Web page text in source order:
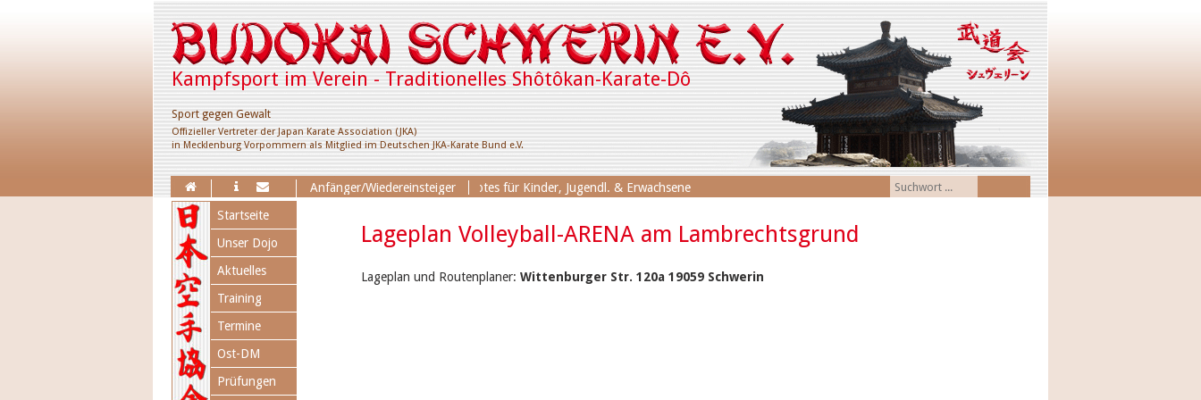
Kampfsport im Verein - Traditionelles Shôtôkan-Karate-Dô
Sport gegen Gewalt
Offizieller Vertreter der Japan Karate Association (JKA)
in Mecklenburg Vorpommern als Mitglied im Deutschen JKA-Karate Bund e.V.
Anfänger/Wiedereinsteiger
Erweiterung des Trainingsangebotes für Kinder, Jugendl. & Erwachsene
Lageplan Volleyball-ARENA am Lambrechtsgrund
Lageplan und Routenplaner: Wittenburger Str. 120a 19059 Schwerin
Navigation
überspringen
Startseite
Unser Dojo
Aktuelles
Training
Termine
Ost-DM
Prüfungen